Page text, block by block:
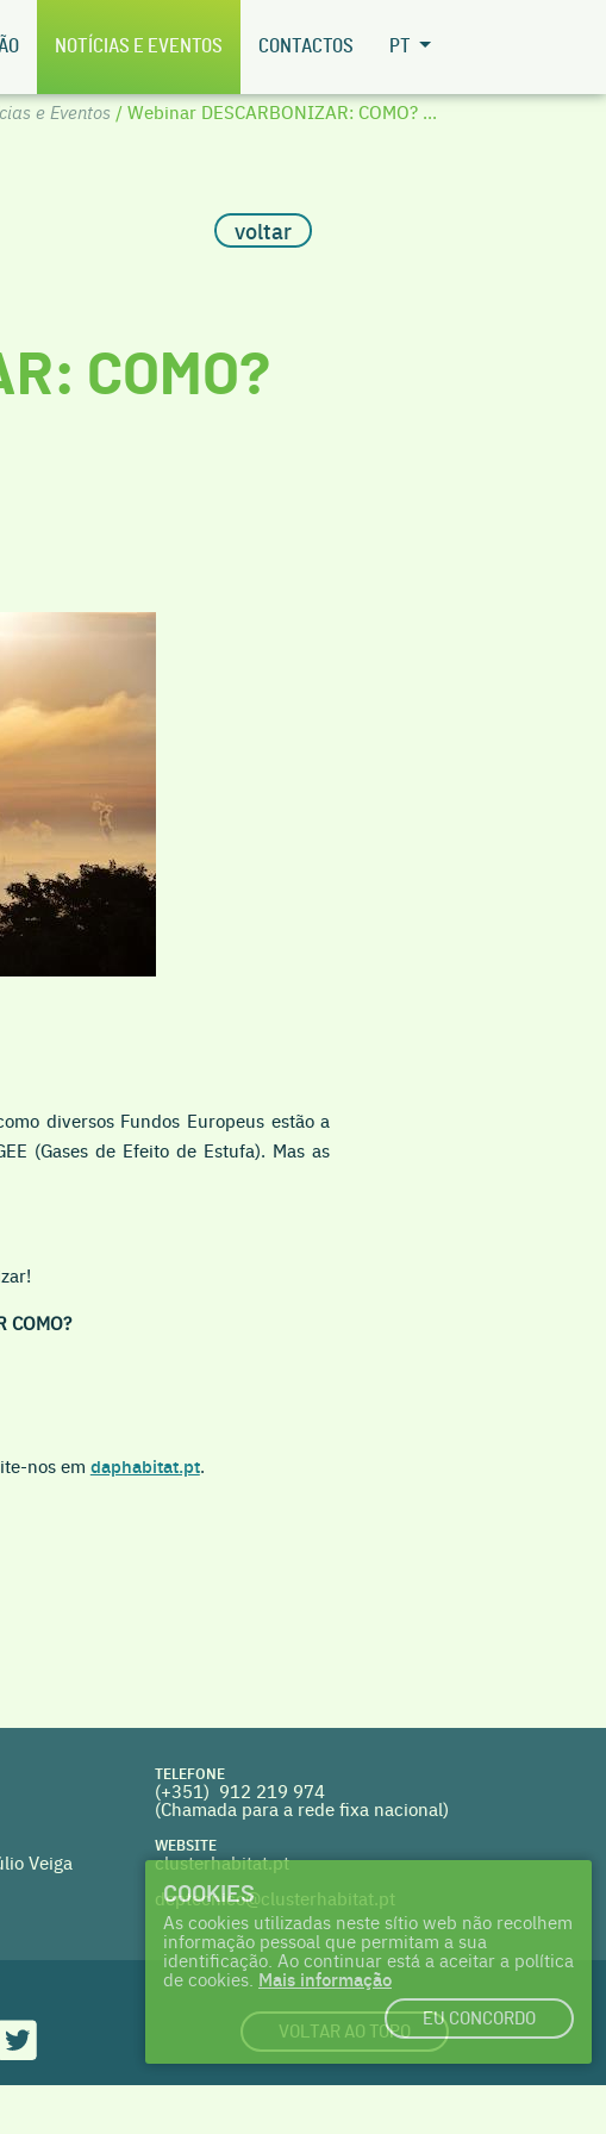
NOTÍCIAS E EVENTOS CONTACTOS PT
e Eventos / Webinar DESCARBONIZAR: COMO? ...
voltar
COMO?
diversos Fundos Europeus estão a
(Gases de Efeito de Estufa). Mas as
COMO?
nos em daphabitat.pt.
Veiga
TELEFONE
(+351) 912 219 974
(Chamada para a rede fixa nacional)
WEBSITE
clusterhabitat.pt
deptecnico@clusterhabitat.pt
VOLTAR AO TOPO
COOKIES
As cookies utilizadas neste sítio web não recolhem
informação pessoal que permitam a sua
identificação. Ao continuar está a aceitar a política
de cookies. Mais informação
EU CONCORDO